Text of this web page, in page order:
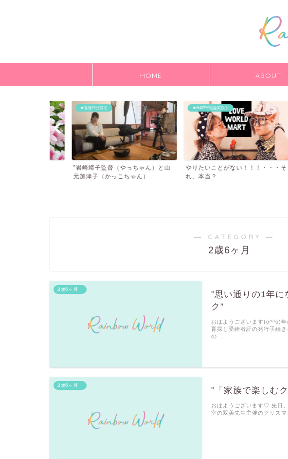
HOME ABOUT
★発達凹凸育児
”岩崎靖子監督（やっちゃん）と山
元加津子（かっこちゃん）...
★HAPPY理論実践中
やりたいことがない！！！・・・そ
れ、本当？
【
― CATEGORY ―
2歳6ヶ月
2歳6ヶ月
”思い通りの1年
ク”
おはようございます(o^^o)
育探し受給者証の発行手続
の …
2歳6ヶ月
”「家族で楽しむ
おはようございます♡ 先日
室の双美先生主催のクリス